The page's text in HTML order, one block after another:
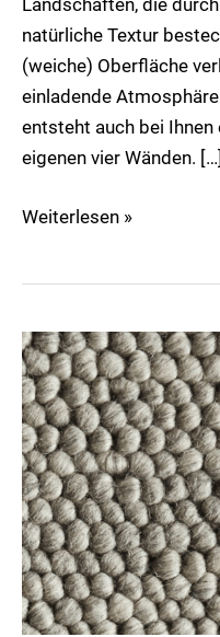
Landschaften, die
natürliche Textur
(weiche) Oberfläche
einladende
entsteht auch bei
eigenen vier Wänden. […]
Weiterlesen »
Grove